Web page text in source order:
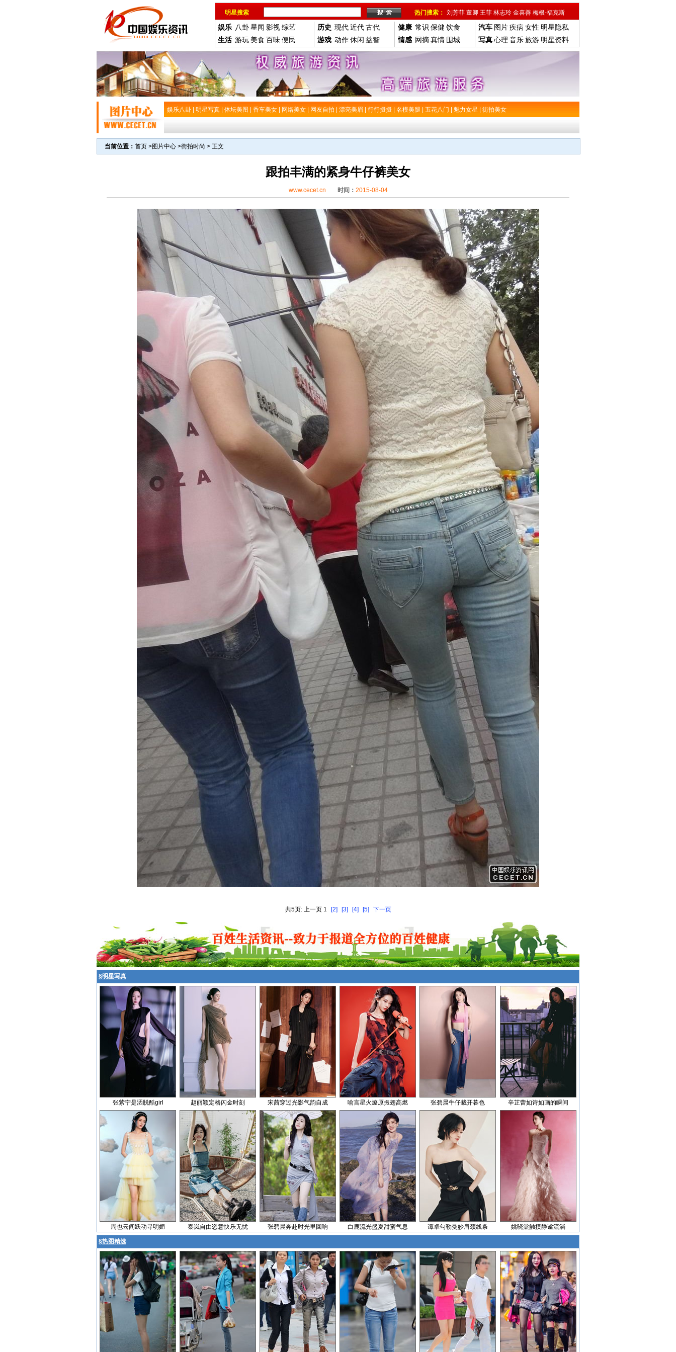
明星搜索 热门搜索： 刘芳菲 董卿 王菲 林志玲 金喜善 梅根-福克斯
娱乐 八卦星闻 影视综艺
生活 游玩 美食 百味便民
历史 现代近代古代
游戏 动作休闲 益智
健康 常识 保健 饮食
情感 网摘真情 围城
汽车 图片疾病 女性 明星隐私
写真心理 音乐旅游 明星资料
娱乐八卦 明星写真 体坛美图 香车美女 网络美女 网友自拍 漂亮美眉 行行摄摄 名模美腿 五花八门 魅力女星 街拍美女
当前位置： 首页 >图片中心 >街拍时尚 > 正文
跟拍丰满的紧身牛仔裤美女
www.cecet.cn 时间： 2015-08-04
共5页: 上一页 1 [2] [3] [4] [5] 下一页
§明星写真
张紫宁是洒脱酷girl 赵丽颖定格闪金时刻 宋茜穿过光影气韵自成 喻言星火燎原振翅高燃 张碧晨牛仔裁开暮色 辛芷蕾如诗如画的瞬间
周也云间跃动寻明媚 秦岚自由恣意快乐无忧 张碧晨奔赴时光里回响 白鹿流光盛夏甜蜜气息 谭卓勾勒曼妙肩颈线条 姚晓棠触摸静谧流淌
§热图精选